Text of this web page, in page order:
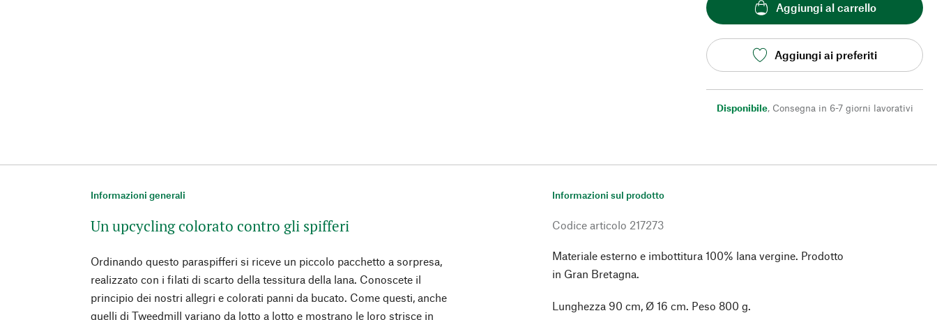
Aggiungi al carrello
Aggiungi ai preferiti
Disponibile, Consegna in 6-7 giorni lavorativi
Informazioni generali
Un upcycling colorato contro gli spifferi
Ordinando questo paraspifferi si riceve un piccolo pacchetto a sorpresa,
realizzato con i filati di scarto della tessitura della lana. Conoscete il
principio dei nostri allegri e colorati panni da bucato. Come questi, anche
quelli di Tweedmill variano da lotto a lotto e mostrano le loro strisce in
Informazioni sul prodotto
Codice articolo 217273
Materiale esterno e imbottitura 100% lana vergine. Prodotto
in Gran Bretagna.
Lunghezza 90 cm, Ø 16 cm. Peso 800 g.